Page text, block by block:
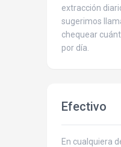
extracción
sugerimos
chequear
por día.
Efectivo
En cualquiera